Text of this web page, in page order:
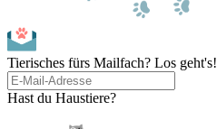
Tierisches fürs Mailfach? Los geht's!
Hast du Haustiere?